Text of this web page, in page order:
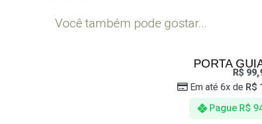
Você também pode gostar...
PORTA
R$
Pague R$
Em até 6x de R$